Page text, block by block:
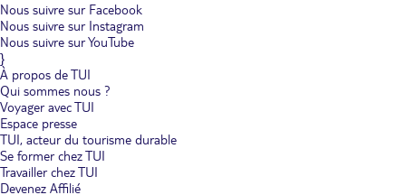
Nous suivre sur Facebook
Nous suivre sur Instagram
Nous suivre sur YouTube
}
À propos de TUI
Qui sommes nous ?
Voyager avec TUI
Espace presse
TUI, acteur du tourisme durable
Se former chez TUI
Travailler chez TUI
Devenez Affilié